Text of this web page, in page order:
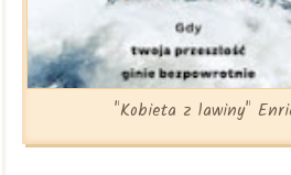
"Kobieta z lawiny"